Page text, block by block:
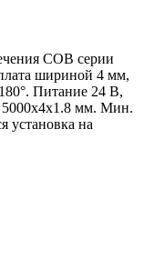
COB серии
шириной 4 мм,
Питание 24 В,
мм. Мин.
установка на